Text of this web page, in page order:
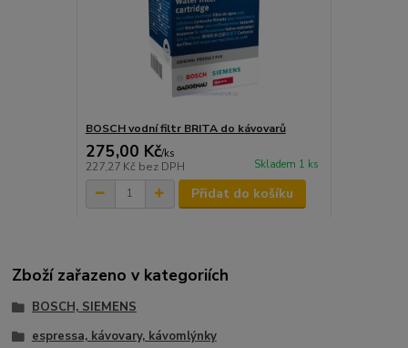
BOSCH vodní filtr BRITA do kávovarů
275,00 Kč/ks
227,27 Kč bez DPH Skladem 1 ks
Přidat do košíku
Zboží zařazeno v kategoriích
BOSCH, SIEMENS
espressa, kávovary, kávomlýnky